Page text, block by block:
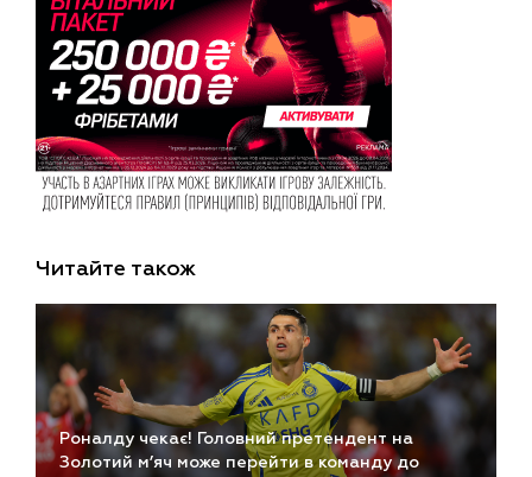
Читайте також
Роналду чекає! Головний претендент на
Золотий м’яч може перейти в команду до